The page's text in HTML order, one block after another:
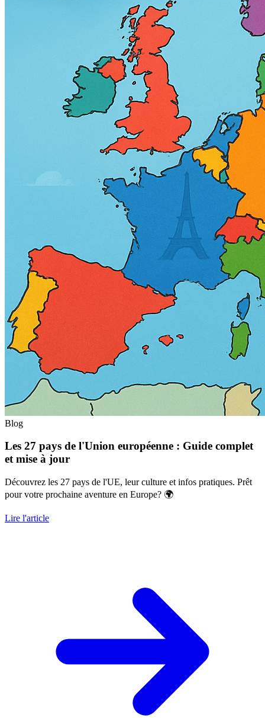
Blog
Les 27 pays de l'Union européenne : Guide complet
et mise à jour
Découvrez les 27 pays de l'UE, leur culture et infos pratiques. Prêt
pour votre prochaine aventure en Europe? 🌍
Lire l'article